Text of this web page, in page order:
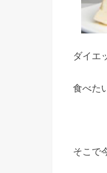
ダイエ
食べた
そこで